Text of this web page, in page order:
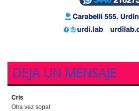
DEJA UN MENSAJE